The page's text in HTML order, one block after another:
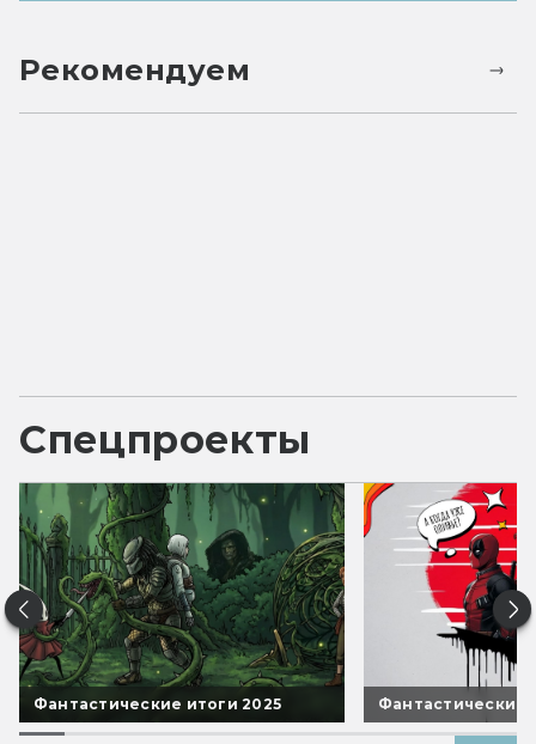
Рекомендуем
Спецпроекты
Фантастические итоги 2025 Фантастические